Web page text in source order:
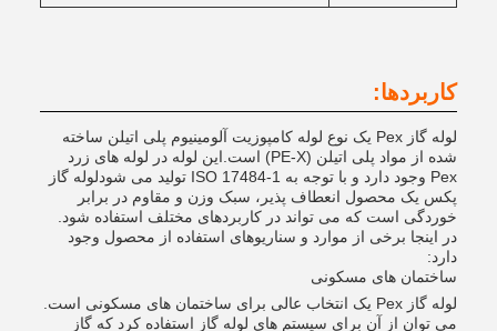
کاربردها:
لوله گاز Pex یک نوع لوله کامپوزیت آلومینیوم پلی اتیلن ساخته
شده از مواد پلی اتیلن (PE-X) است.این لوله در لوله های زرد
Pex وجود دارد و با توجه به ISO 17484-1 تولید می شودلوله گاز
پکس یک محصول انعطاف پذیر، سبک وزن و مقاوم در برابر
خوردگی است که می تواند در کاربردهای مختلف استفاده شود.
در اینجا برخی از موارد و سناریوهای استفاده از محصول وجود
دارد:
ساختمان های مسکونی
لوله گاز Pex یک انتخاب عالی برای ساختمان های مسکونی است.
می توان از آن برای سیستم های لوله گاز استفاده کرد که گاز